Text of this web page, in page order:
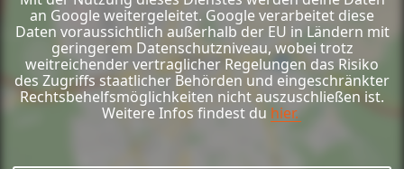
an Google weitergeleitet. Google verarbeitet diese
Daten voraussichtlich außerhalb der EU in Ländern mit
geringerem Datenschutzniveau, wobei trotz
weitreichender vertraglicher Regelungen das Risiko
des Zugriffs staatlicher Behörden und eingeschränkter
Rechtsbehelfsmöglichkeiten nicht auszuschließen ist.
Weitere Infos findest du hier.